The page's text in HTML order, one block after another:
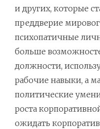
и других, которые
преддверие
психопатичные
больше
должности,
рабочие навыки, а
политические
роста
ожидать